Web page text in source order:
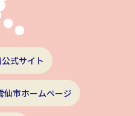
式サイト
仙市ホームページ